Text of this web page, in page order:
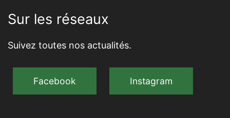
Sur les réseaux
Suivez toutes nos actualités.
Facebook Instagram